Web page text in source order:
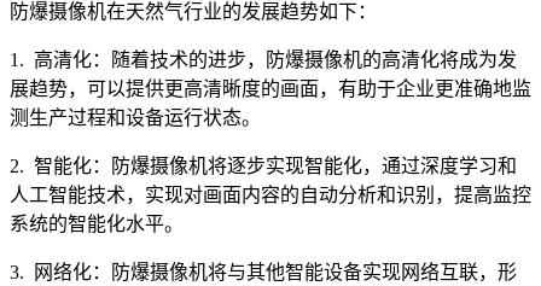
防爆摄像机在天然气行业的发展趋势如下：
1. 高清化：随着技术的进步，防爆摄像机的高清化将成为发
展趋势，可以提供更高清晰度的画面，有助于企业更准确地监
测生产过程和设备运行状态。
2. 智能化：防爆摄像机将逐步实现智能化，通过深度学习和
人工智能技术，实现对画面内容的自动分析和识别，提高监控
系统的智能化水平。
3. 网络化：防爆摄像机将与其他智能设备实现网络互联，形